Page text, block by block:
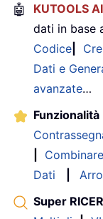
🤖 KUTOOLS
dati in base
Codice
Dati e
avanzate…
Dati
Super